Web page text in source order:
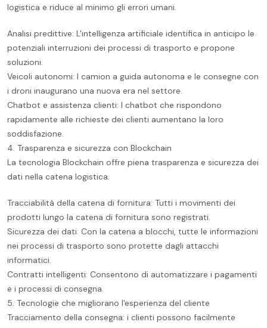
logistica e riduce al minimo gli errori umani.
Analisi predittive: L'intelligenza artificiale identifica in anticipo le
potenziali interruzioni dei processi di trasporto e propone
soluzioni.
Veicoli autonomi: I camion a guida autonoma e le consegne con
i droni inaugurano una nuova era nel settore.
Chatbot e assistenza clienti: I chatbot che rispondono
rapidamente alle richieste dei clienti aumentano la loro
soddisfazione.
4. Trasparenza e sicurezza con Blockchain
La tecnologia Blockchain offre piena trasparenza e sicurezza dei
dati nella catena logistica.
Tracciabilità della catena di fornitura: Tutti i movimenti dei
prodotti lungo la catena di fornitura sono registrati.
Sicurezza dei dati: Con la catena a blocchi, tutte le informazioni
nei processi di trasporto sono protette dagli attacchi
informatici.
Contratti intelligenti: Consentono di automatizzare i pagamenti
e i processi di consegna.
5. Tecnologie che migliorano l'esperienza del cliente
Tracciamento della consegna: i clienti possono facilmente